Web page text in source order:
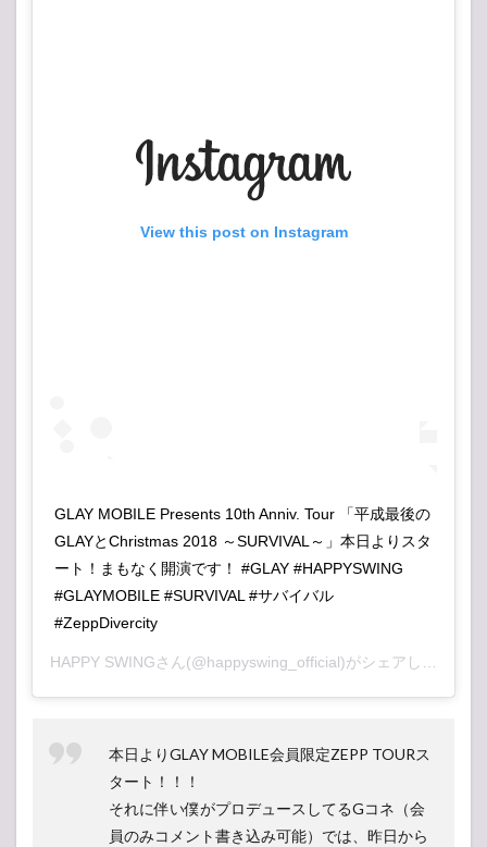
View this post on Instagram
GLAY MOBILE Presents 10th Anniv. Tour 「平成最後の
GLAYとChristmas 2018 ～SURVIVAL～」本日よりスタ
ート！まもなく開演です！ #GLAY #HAPPYSWING
#GLAYMOBILE #SURVIVAL #サバイバル
#ZeppDivercity
HAPPY SWINGさん(@happyswing_official)がシェアした投稿 –
本日よりGLAY MOBILE会員限定ZEPP TOURス
タート！！！
それに伴い僕がプロデュースしてるGコネ（会
員のみコメント書き込み可能）では、昨日から